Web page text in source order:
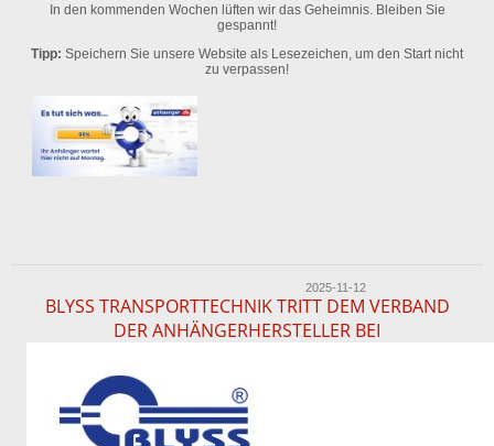
In den kommenden Wochen lüften wir das Geheimnis. Bleiben Sie
gespannt!
Tipp: Speichern Sie unsere Website als Lesezeichen, um den Start nicht
zu verpassen!
2025-11-12
BLYSS TRANSPORTTECHNIK TRITT DEM VERBAND
DER ANHÄNGERHERSTELLER BEI